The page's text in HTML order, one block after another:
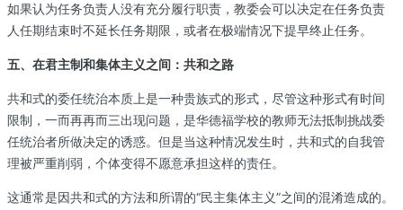
如果认为任务负责人没有充分履行职责，教委会可以决定在任务负责
人任期结束时不延长任务期限，或者在极端情况下提早终止任务。
五、在君主制和集体主义之间：共和之路
共和式的委任统治本质上是一种贵族式的形式，尽管这种形式有时间
限制，一而再再而三出现问题，是华德福学校的教师无法抵制挑战委
任统治者所做决定的诱惑。但是当这种情况发生时，共和式的自我管
理被严重削弱，个体变得不愿意承担这样的责任。
这通常是因共和式的方法和所谓的“民主集体主义”之间的混淆造成的。